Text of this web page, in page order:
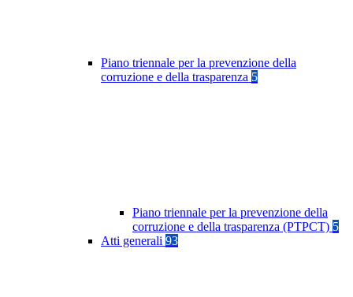
Piano triennale per la prevenzione della
corruzione e della trasparenza 5
Piano triennale per la prevenzione della
corruzione e della trasparenza (PTPCT) 5
Atti generali 93